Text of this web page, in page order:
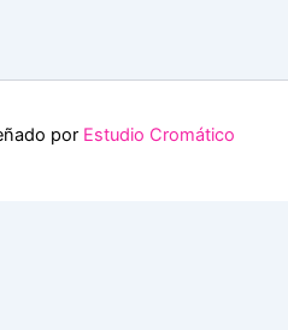
por Estudio Cromático